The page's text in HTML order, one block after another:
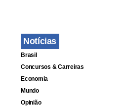
Notícias
Brasil
Concursos & Carreiras
Economia
Mundo
Opinião